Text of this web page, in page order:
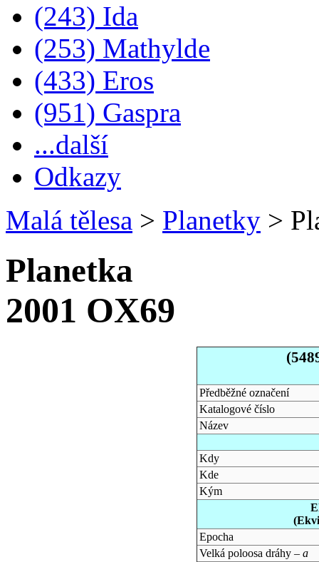
(243) Ida
(253) Mathylde
(433) Eros
(951) Gaspra
...další
Odkazy
Malá tělesa > Planetky >
Planetka
2001 OX69
Předběžné označení
Katalogové číslo
Název
Kdy
Kde
Kým
Epocha
Velká poloosa dráhy – a